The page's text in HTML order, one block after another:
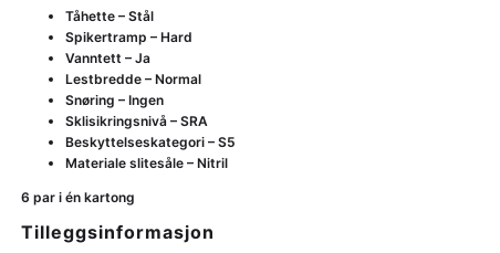
Tåhette – Stål
Spikertramp – Hard
Vanntett – Ja
Lestbredde – Normal
Snøring – Ingen
Sklisikringsnivå – SRA
Beskyttelseskategori – S5
Materiale slitesåle – Nitril
6 par i én kartong
Tilleggsinformasjon